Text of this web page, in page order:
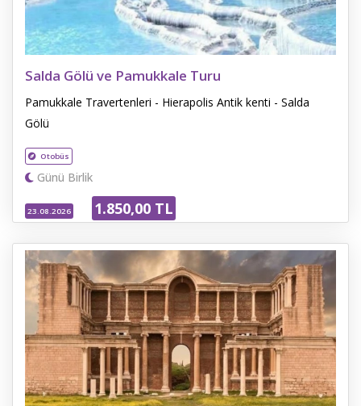
Salda Gölü ve Pamukkale Turu
Pamukkale Travertenleri - Hierapolis Antik kenti - Salda
Gölü
Otobüs
Günü Birlik
23.08.2026 1.850,00 TL